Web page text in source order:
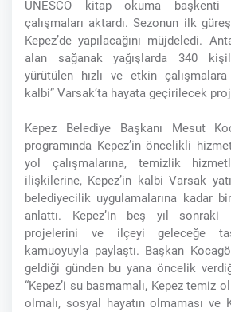
UNESCO kitap okuma başkenti
çalışmaları aktardı. Sezonun ilk
Kepez’de yapılacağını müjdeledi.
alan sağanak yağışlarda 340
yürütülen hızlı ve etkin çalışmalara
kalbi” Varsak’ta hayata geçirilecek
Kepez Belediye Başkanı Mesut
programında Kepez’in öncelikli
yol çalışmalarına, temizlik
ilişkilerine, Kepez’in kalbi Varsak
belediyecilik uygulamalarına kadar
anlattı. Kepez’in beş yıl sonraki
projelerini ve ilçeyi geleceğe
kamuoyuyla paylaştı. Başkan
geldiği günden bu yana öncelik
“Kepez’i su basmamalı, Kepez temiz
olmalı, sosyal hayatın olmaması ve